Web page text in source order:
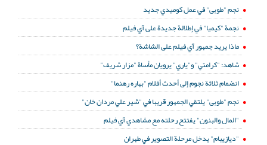
نجم "طوبى" في عمل كوميدي جديد
نجمة "كيميا" في إطلالة جديدة على آي فيلم
ماذا يريد جمهور آي فيلم على الشاشة؟
شاهد: "كرامتي" و"ياري" يرويان مأساة "مزار شريف"
انضمام ثلاثة نجوم إلى أحدث أفلام "بهاره رهنما"
نجم "طوبى" يلتقي الجمهور قريبا في "شير علي مردان خان"
"المال والبنون" يفتتح رحلته مع مشاهدي آي فيلم
"ديازيبام" يدخل مرحلة التصوير في طهران